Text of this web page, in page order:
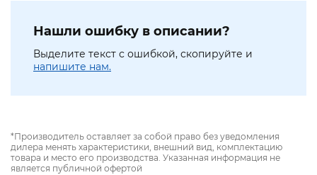
Нашли ошибку в описании?
Выделите текст с ошибкой, скопируйте и
напишите нам.
*Производитель оставляет за собой право без уведомления
дилера менять характеристики, внешний вид, комплектацию
товара и место его производства. Указанная информация не
является публичной офертой